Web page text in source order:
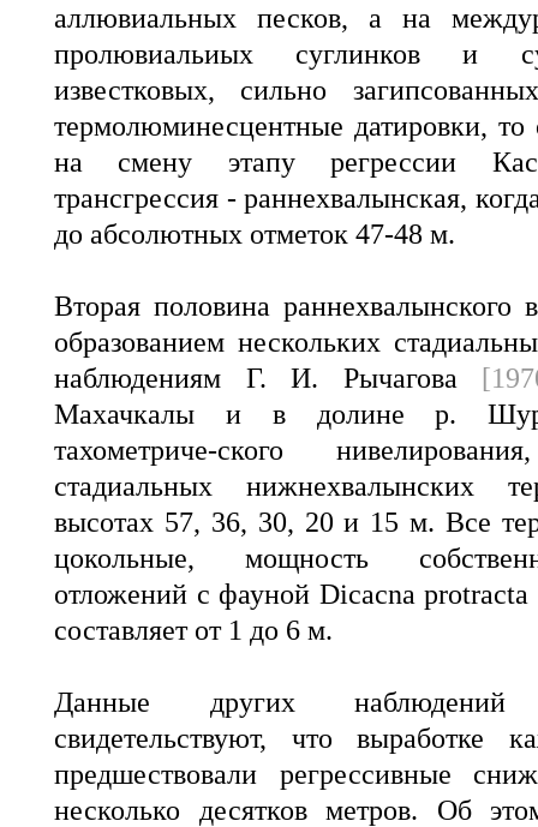
аллювиальных песков, а на
пролювиальиых суглинков и
известковых, сильно
термолюминесцентные датировки, то
на смену этапу регрессии
трансгрессия - раннехвалынская,
до абсолютных отметок 47-48 м.
Вторая половина раннехвалынского
образованием нескольких
наблюдениям Г. И. Рычагова
Махачкалы и в долине р.
тахометриче-ского
стадиальных нижнехвалынских
высотах 57, 36, 30, 20 и 15 м. Все
цокольные, мощность
отложений с фауной Dicacna
составляет от 1 до 6 м.
Данные других
свидетельствуют, что выработке
предшествовали регрессивные
несколько десятков метров. Об